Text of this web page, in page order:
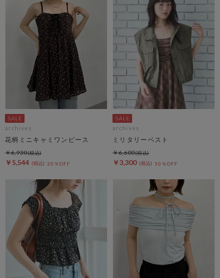
archives
花柄ミニキャミワンピース
￥5,544 20％OFF
￥6,930
archives
ミリタリーベスト
￥3,300 50％OFF
￥6,600